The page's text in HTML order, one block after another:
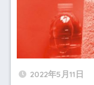
2022年5月11日